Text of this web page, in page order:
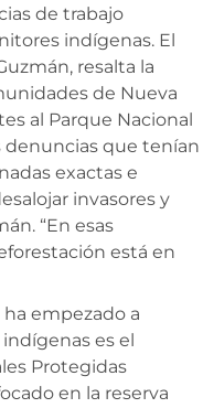
de trabajo
indígenas. El
resalta la
de Nueva
al Parque Nacional
denuncias que tenían
exactas e
invasores y
“En esas
está en
empezado a
es el
Protegidas
en la reserva